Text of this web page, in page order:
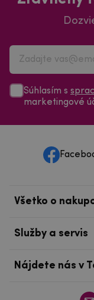
Súhlasím s
marketingové
Všetko o
Služby a servis
Nájdete nás v